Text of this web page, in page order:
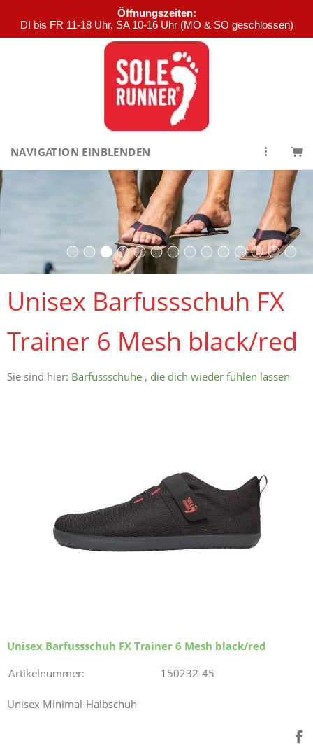
Öffnungszeiten:
DI bis FR 11-18 Uhr, SA 10-16 Uhr (MO & SO geschlossen)
NAVIGATION EINBLENDEN
Unisex Barfussschuh FX
Trainer 6 Mesh black/red
Sie sind hier: Barfussschuhe , die dich wieder fühlen lassen
Unisex Barfussschuh FX Trainer 6 Mesh black/red
Artikelnummer:
150232-45
Unisex Minimal-Halbschuh